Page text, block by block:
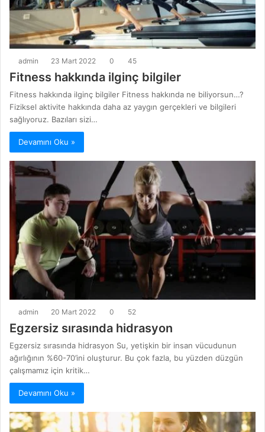
admin 23 Mart 2022 0 45
Fitness hakkında ilginç bilgiler
Fitness hakkında ilginç bilgiler Fitness hakkında ne biliyorsun…?
Fiziksel aktivite hakkında daha az yaygın gerçekleri ve bilgileri
sağlıyoruz. Bazıları sizi…
Devamını Oku »
admin 20 Mart 2022 0 52
Egzersiz sırasında hidrasyon
Egzersiz sırasında hidrasyon Su, yetişkin bir insan vücudunun
ağırlığının %60-70’ini oluşturur. Bu çok fazla, bu yüzden düzgün
çalışmamız için kritik…
Devamını Oku »